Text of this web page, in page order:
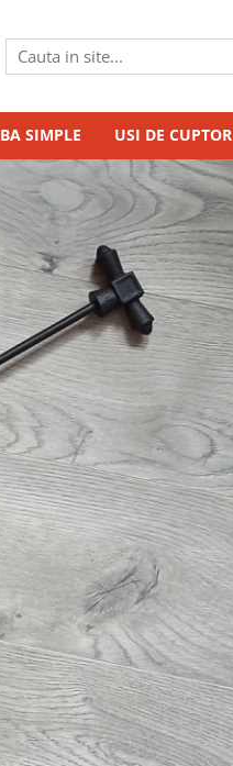
SIMPLE USI DE CUPTOR